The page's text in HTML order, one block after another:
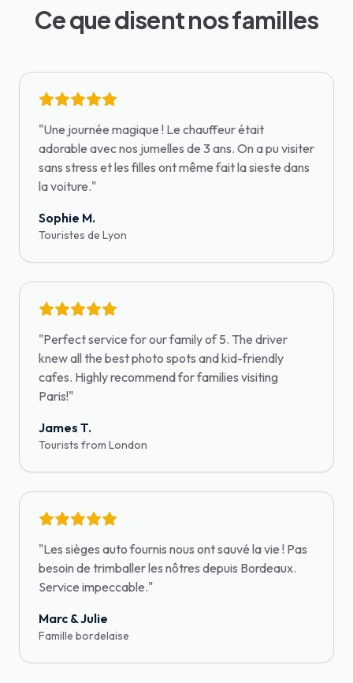
Ce que disent nos familles
"Une journée magique ! Le chauffeur était
adorable avec nos jumelles de 3 ans. On a pu visiter
sans stress et les filles ont même fait la sieste dans
la voiture."
Sophie M.
Touristes de Lyon
"Perfect service for our family of 5. The driver
knew all the best photo spots and kid-friendly
cafes. Highly recommend for families visiting
Paris!"
James T.
Tourists from London
"Les sièges auto fournis nous ont sauvé la vie ! Pas
besoin de trimballer les nôtres depuis Bordeaux.
Service impeccable."
Marc & Julie
Famille bordelaise